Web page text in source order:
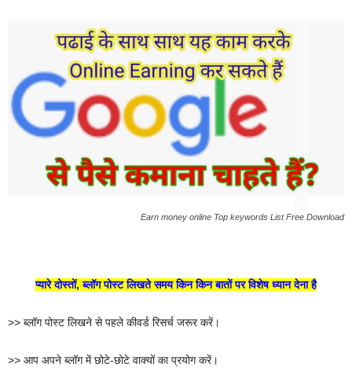
Earn money online Top keywords List Free Download
प्यारे दोस्तों, ब्लॉग पोस्ट लिखते समय किन किन बातों पर विशेष ध्यान देना है
>> ब्लॉग पोस्ट लिखने से पहले कीवर्ड रिसर्च जरूर करें।
>> आप अपने ब्लॉग में छोटे-छोटे वाक्यों का प्रयोग करें।